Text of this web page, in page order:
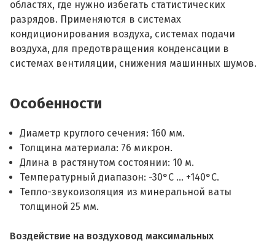
областях, где нужно избегать статистических
разрядов. Применяются в системах
кондиционирования воздуха, системах подачи
воздуха, для предотвращения конденсации в
системах вентиляции, снижения машинных шумов.
Особенности
Диаметр круглого сечения: 160 мм.
Толщина материала: 76 микрон.
Длина в растянутом состоянии: 10 м.
Температурный диапазон: -30°С ... +140°С.
Тепло-звукоизоляция из минеральной ваты
толщиной 25 мм.
Воздействие на воздуховод максимальных